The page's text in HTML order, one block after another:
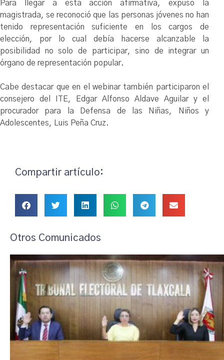
Para llegar a esta acción afirmativa, expuso la
magistrada, se reconoció que las personas jóvenes no han
tenido representación suficiente en los cargos de
elección, por lo cual debía hacerse alcanzable la
posibilidad no solo de participar, sino de integrar un
órgano de representación popular.
Cabe destacar que en el webinar también participaron el
consejero del ITE, Edgar Alfonso Aldave Aguilar y el
procurador para la Defensa de las Niñas, Niños y
Adolescentes, Luis Peña Cruz.
Compartir artículo:
Otros Comunicados